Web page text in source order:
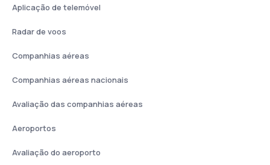
Aplicação de telemóvel
Radar de voos
Companhias aéreas
Companhias aéreas nacionais
Avaliação das companhias aéreas
Aeroportos
Avaliação do aeroporto